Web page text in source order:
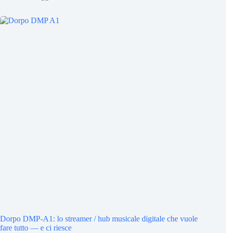
Dorpo DMP-A1: lo streamer / hub musicale digitale che vuole
fare tutto — e ci riesce